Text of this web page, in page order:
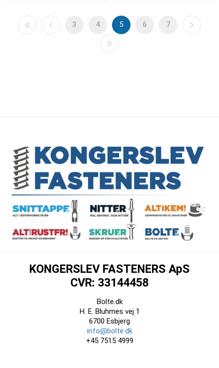
3 4 5 6 7
KONGERSLEV FASTENERS ApS
CVR: 33144458
Bolte.dk
H. E. Bluhmes vej 1
6700 Esbjerg
info@bolte.dk
+45 7515 4999